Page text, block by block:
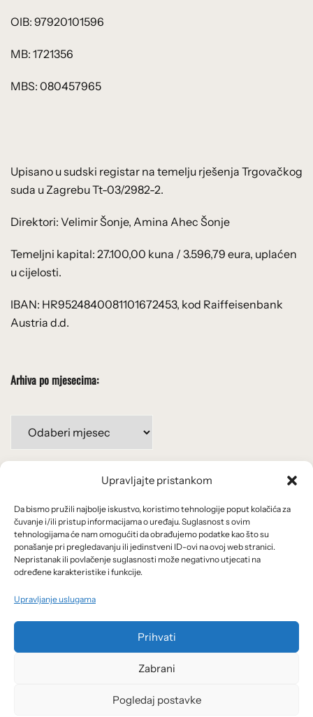
Upravljajte pristankom
Da bismo pružili najbolje iskustvo, koristimo tehnologije poput kolačića za
čuvanje i/ili pristup informacijama o uređaju. Suglasnost s ovim
tehnologijama će nam omogućiti da obrađujemo podatke kao što su
ponašanje pri pregledavanju ili jedinstveni ID-ovi na ovoj web stranici.
Nepristanak ili povlačenje suglasnosti može negativno utjecati na
određene karakteristike i funkcije.
Upravljanje uslugama
Prihvati
Zabrani
Pogledaj postavke
OIB: 97920101596
MB: 1721356
MBS: 080457965
Upisano u sudski registar na temelju rješenja Trgovačkog
suda u Zagrebu Tt-03/2982-2.
Direktori: Velimir Šonje, Amina Ahec Šonje
Temeljni kapital: 27.100,00 kuna / 3.596,79 eura, uplaćen
u cijelosti.
IBAN: HR9524840081101672453, kod Raiffeisenbank
Austria d.d.
Arhiva po mjesecima:
mjesecima:
Uvjeti korištenja
Politika privatnosti
Kolačići